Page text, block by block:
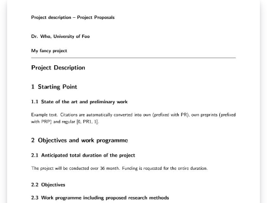
u.ac.jp/~taku/kakenhiLaTeX/